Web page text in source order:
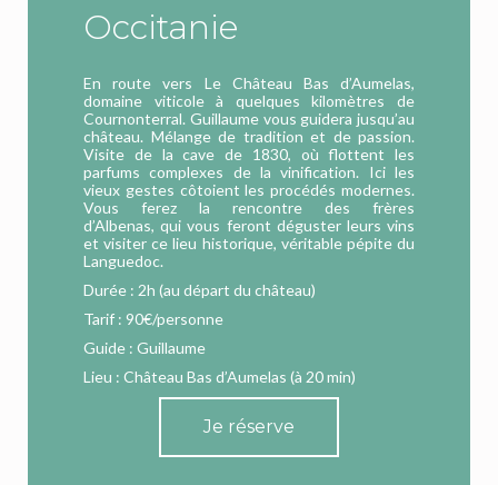
Occitanie
En route vers Le Château Bas d’Aumelas,
domaine viticole à quelques kilomètres de
Cournonterral. Guillaume vous guidera jusqu’au
château. Mélange de tradition et de passion.
Visite de la cave de 1830, où flottent les
parfums complexes de la vinification. Ici les
vieux gestes côtoient les procédés modernes.
Vous ferez la rencontre des frères
d’Albenas, qui vous feront déguster leurs vins
et visiter ce lieu historique, véritable pépite du
Languedoc.
Durée : 2h (au départ du château)
Tarif : 90€/personne
Guide : Guillaume
Lieu : Château Bas d’Aumelas (à 20 min)
Je réserve